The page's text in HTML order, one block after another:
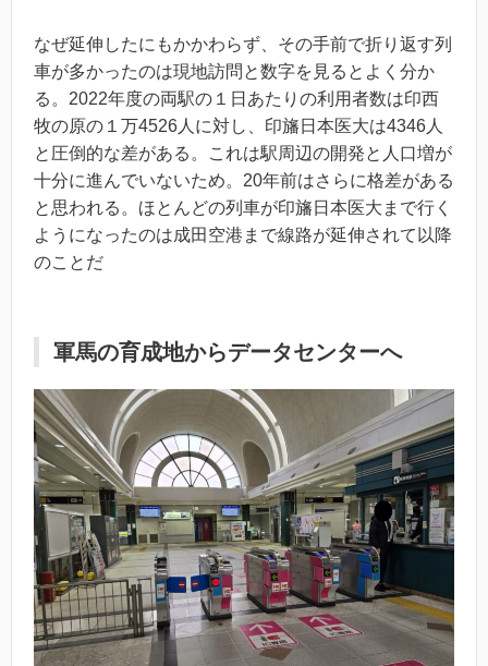
なぜ延伸したにもかかわらず、その手前で折り返す列
車が多かったのは現地訪問と数字を見るとよく分か
る。2022年度の両駅の１日あたりの利用者数は印西
牧の原の１万4526人に対し、印旛日本医大は4346人
と圧倒的な差がある。これは駅周辺の開発と人口増が
十分に進んでいないため。20年前はさらに格差がある
と思われる。ほとんどの列車が印旛日本医大まで行く
ようになったのは成田空港まで線路が延伸されて以降
のことだ
軍馬の育成地からデータセンターへ